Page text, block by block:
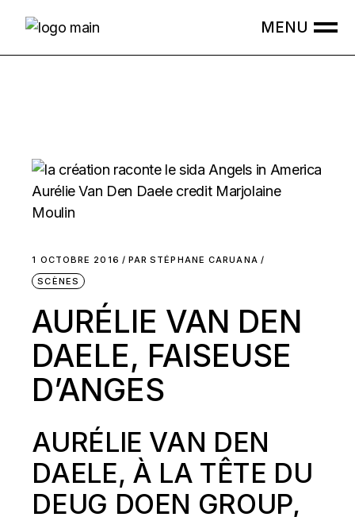
1 OCTOBRE 2016 PAR STÉPHANE CARUANA
SCÈNES
AURÉLIE VAN DEN
DAELE, FAISEUSE
D’ANGES
AURÉLIE VAN DEN
DAELE, À LA TÊTE DU
DEUG DOEN GROUP,